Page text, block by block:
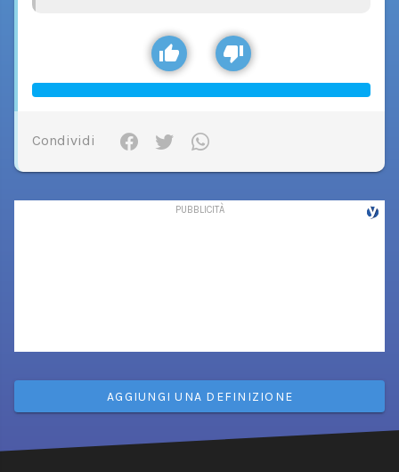
Condividi
AGGIUNGI UNA DEFINIZIONE